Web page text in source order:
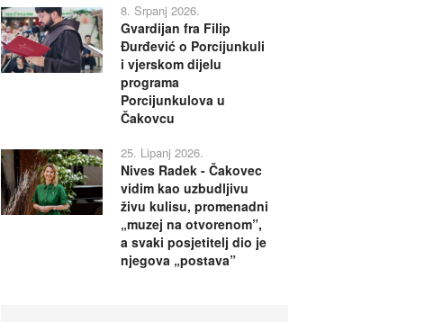
8. Srpanj 2026.
Gvardijan fra Filip
Đurđević o Porcijunkuli
i vjerskom dijelu
programa
Porcijunkulova u
Čakovcu
25. Lipanj 2026.
Nives Radek - Čakovec
vidim kao uzbudljivu
živu kulisu, promenadni
„muzej na otvorenom”,
a svaki posjetitelj dio je
njegova „postava”